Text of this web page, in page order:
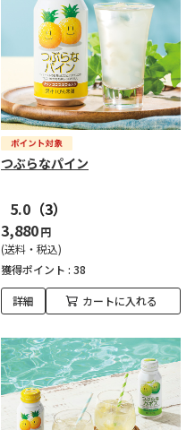
つぶらなパイン
5.0 （3）
3,880円
(送料・税込)
獲得ポイント : 38
詳細 カートに入れる